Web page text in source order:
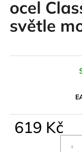
ocel
světle
619 Kč
a
j